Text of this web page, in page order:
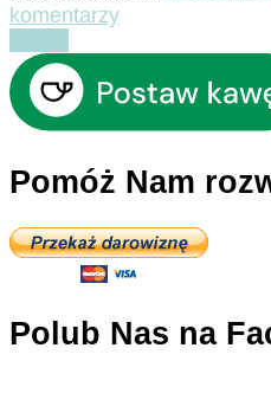
komentarzydo
Pomóż Nam
Polub Nas na